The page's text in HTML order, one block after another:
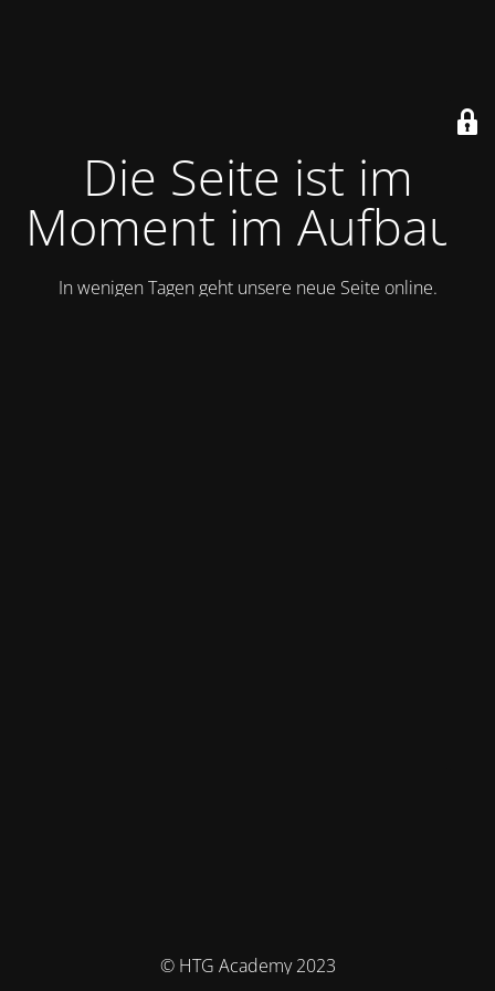
Die Seite ist im
Moment im Aufbau.
In wenigen Tagen geht unsere neue Seite online.
© HTG Academy 2023